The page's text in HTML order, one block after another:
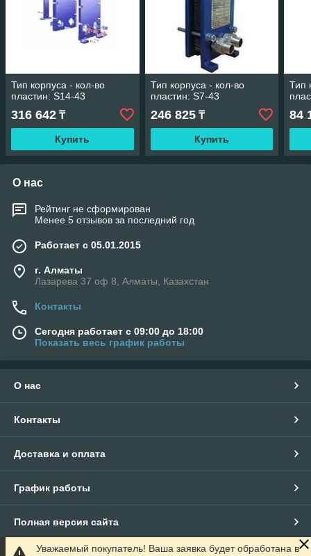
Тип корпуса - кол-во
пластин: S14-43
316 642 ₸
Купить
Тип корпуса - кол-во
пластин: S7-43
246 825₸
Купить
Тип
84
О нас
Рейтинг не сформирован
Менее 5 отзывов за последний год
Работает с 05.01.2015
г. Алматы
Лазарева 37 оф 8, Алматы, Казахстан
Контакты
Сегодня работает с 09:00 до 18:00
Показать весь график работы
О нас
Контакты
Доставка и оплата
График работы
Полная версия сайта
Уважаемый покупатель! Ваша заявка будет обработана в